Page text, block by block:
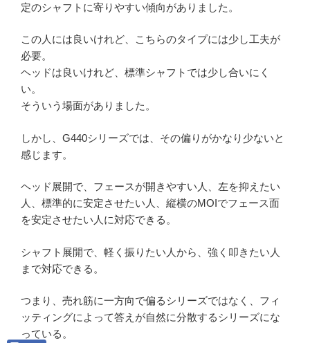
定のシャフトに寄りやすい傾向がありました。
この人には良いけれど、こちらのタイプには少し工夫が
必要。
ヘッドは良いけれど、標準シャフトでは少し合いにく
い。
そういう場面がありました。
しかし、G440シリーズでは、その偏りがかなり少ないと
感じます。
ヘッド展開で、フェースが開きやすい人、左を抑えたい
人、標準的に安定させたい人、縦横のMOIでフェース面
を安定させたい人に対応できる。
シャフト展開で、軽く振りたい人から、強く叩きたい人
まで対応できる。
つまり、売れ筋に一方向で偏るシリーズではなく、フィ
ッティングによって答えが自然に分散するシリーズにな
っている。